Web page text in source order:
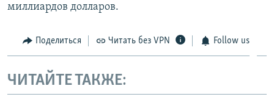
миллиардов долларов.
Поделиться Читать без VPN Follow us
ЧИТАЙТЕ ТАКЖЕ: